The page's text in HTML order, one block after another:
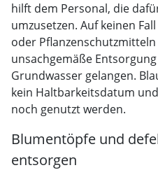
hilft dem Personal, die
umzusetzen. Auf keinen
oder
unsachgemäße
Grundwasser gelangen.
kein Haltbarkeitsdatum
noch genutzt werden.
Blumentöpfe und
entsorgen